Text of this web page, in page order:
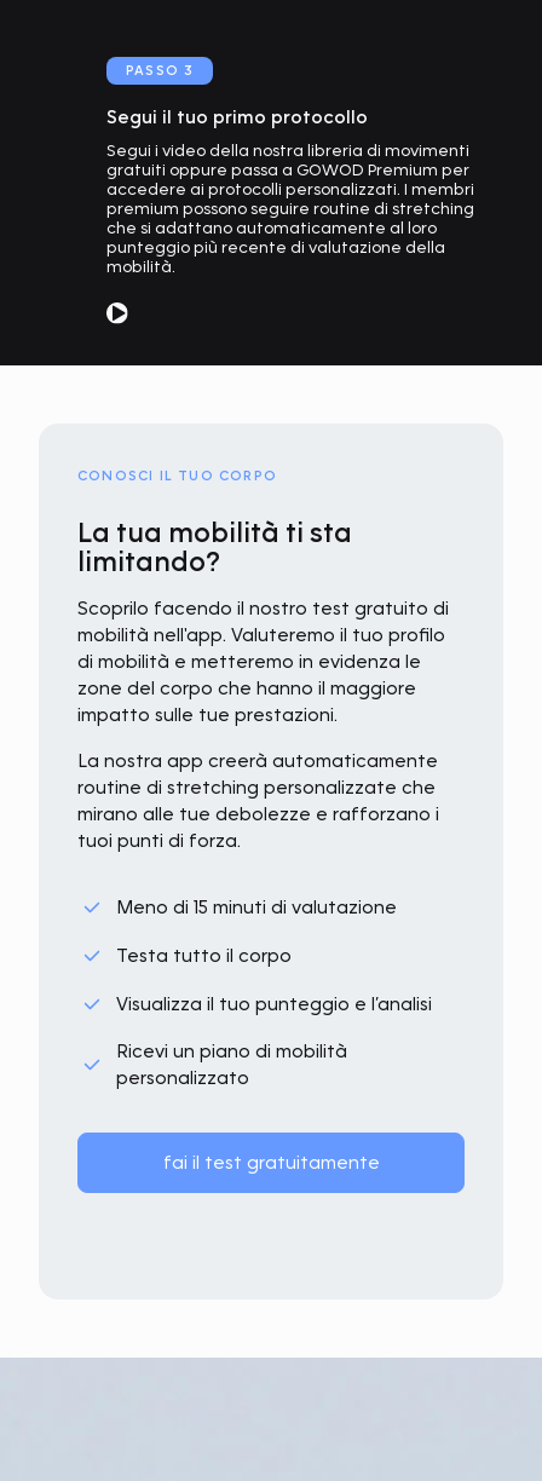
PASSO 3
Segui il tuo primo protocollo
Segui i video della nostra libreria di movimenti
gratuiti oppure passa a GOWOD Premium per
accedere ai protocolli personalizzati. I membri
premium possono seguire routine di stretching
che si adattano automaticamente al loro
punteggio più recente di valutazione della
mobilità.
CONOSCI IL TUO CORPO
La tua mobilità ti sta
limitando?
Scoprilo facendo il nostro test gratuito di
mobilità nell'app. Valuteremo il tuo profilo
di mobilità e metteremo in evidenza le
zone del corpo che hanno il maggiore
impatto sulle tue prestazioni.
La nostra app creerà automaticamente
routine di stretching personalizzate che
mirano alle tue debolezze e rafforzano i
tuoi punti di forza.
Meno di 15 minuti di valutazione
Testa tutto il corpo
Visualizza il tuo punteggio e l’analisi
Ricevi un piano di mobilità
personalizzato
fai il test gratuitamente